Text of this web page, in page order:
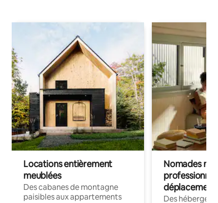
Locations entièrement
meublées
Des cabanes de montagne
paisibles aux appartements
Nomades
déplacement
Des